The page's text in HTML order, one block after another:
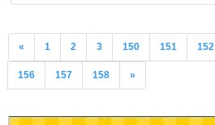
« 1 2 3 150 151 152
156 157 158 »